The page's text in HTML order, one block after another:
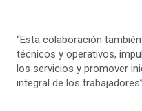
“Esta colaboración
técnicos y operativos,
los servicios y promover
integral de los